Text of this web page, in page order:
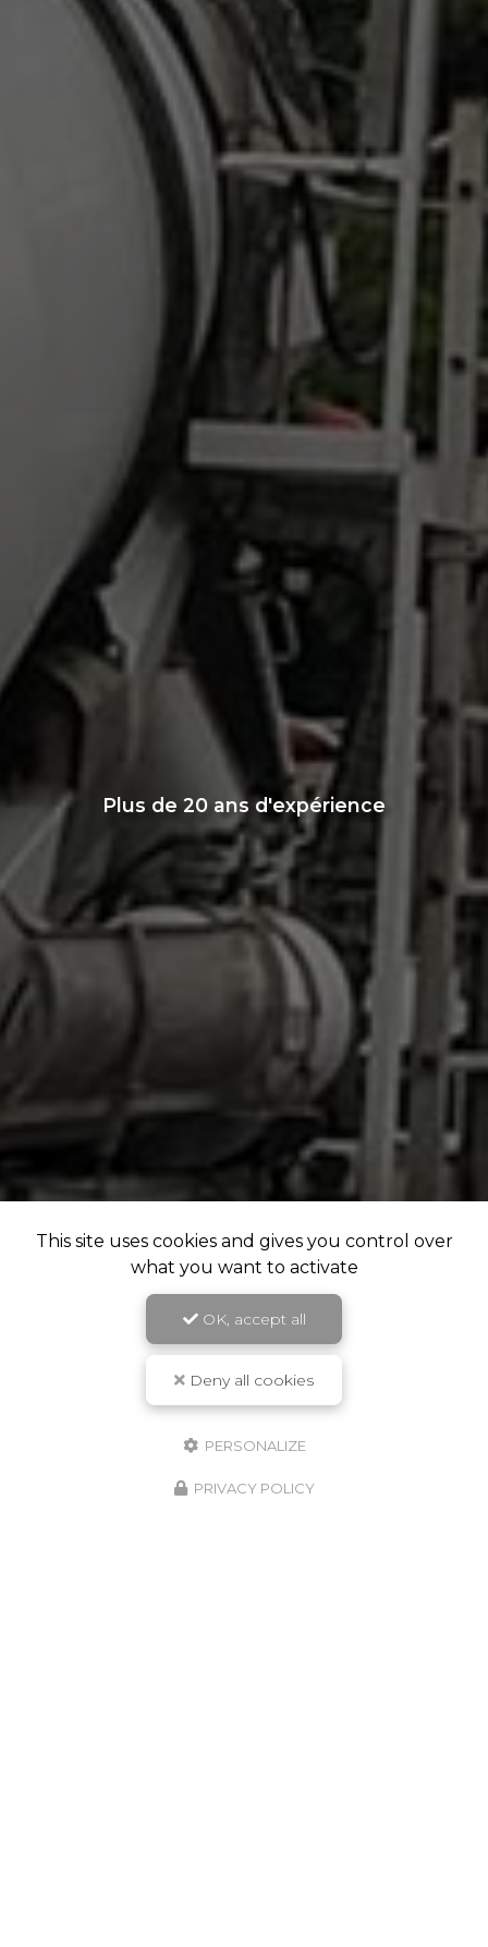
Plus de 20 ans d'expérience
This site uses cookies and gives you control over
what you want to activate
OK, accept all
Deny all cookies
PERSONALIZE
PRIVACY POLICY